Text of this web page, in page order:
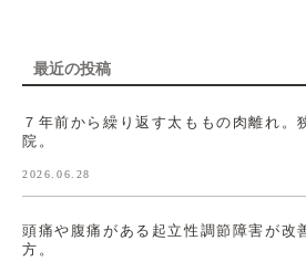
最近の投稿
７年前から繰り返す太ももの肉離れ。
院。
2026.06.28
頭痛や腹痛がある起立性調節障害が改
方。